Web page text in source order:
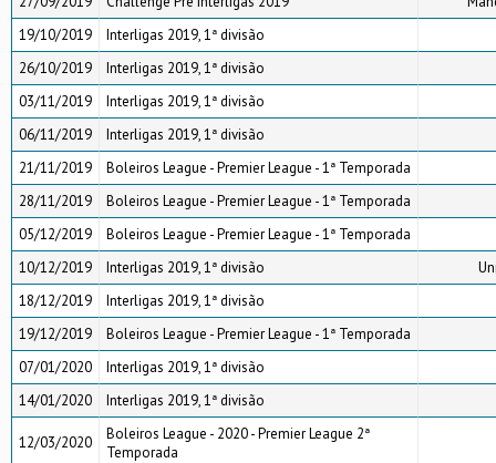
19/10/2019
Interligas 2019, 1ª divisão
26/10/2019
Interligas 2019, 1ª divisão
03/11/2019
Interligas 2019, 1ª divisão
06/11/2019
Interligas 2019, 1ª divisão
21/11/2019
Boleiros League - Premier League - 1ª Temporada
28/11/2019
Boleiros League - Premier League - 1ª Temporada
05/12/2019
Boleiros League - Premier League - 1ª Temporada
10/12/2019
Interligas 2019, 1ª divisão
18/12/2019
Interligas 2019, 1ª divisão
19/12/2019
Boleiros League - Premier League - 1ª Temporada
07/01/2020
Interligas 2019, 1ª divisão
14/01/2020
Interligas 2019, 1ª divisão
12/03/2020
Boleiros League - 2020 - Premier League 2ª
Temporada